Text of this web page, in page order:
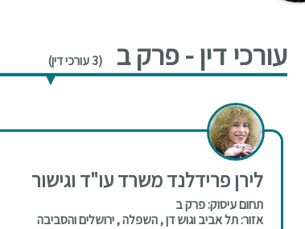
עורכי דין - פרק ב (3 עורכי דין)
לירן פרידלנד משרד עו"ד וגישור
תחום עיסוק: פרק ב
אזור: תל אביב וגוש דן , השפלה , ירושלים והסביבה